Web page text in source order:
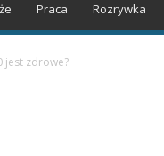
Praca Rozrywka
jest zdrowe?